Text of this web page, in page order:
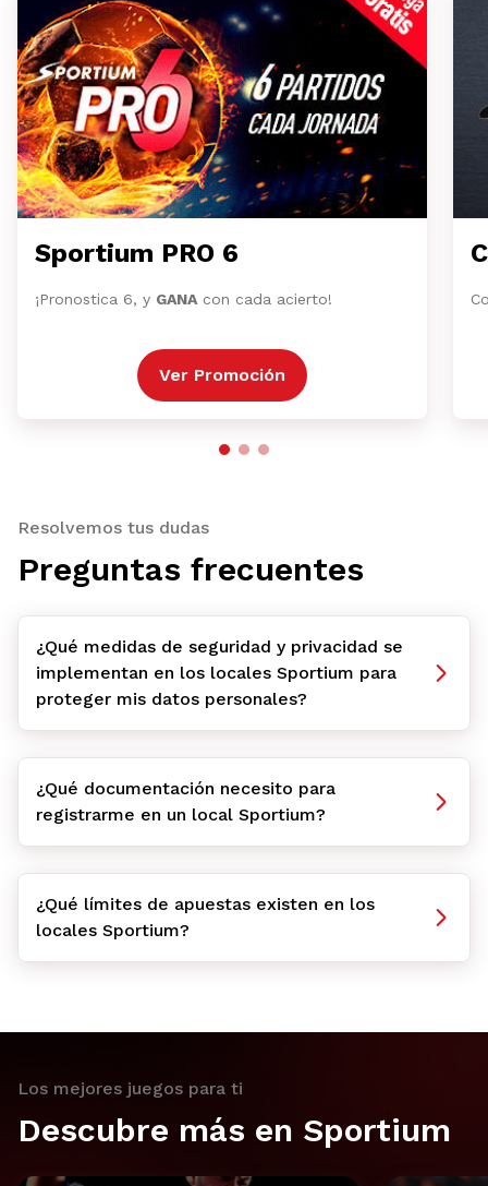
Sportium PRO 6
¡Pronostica 6, y GANA con cada acierto!
Ver Promoción
Resolvemos tus dudas
Preguntas frecuentes
¿Qué medidas de seguridad y privacidad se
implementan en los locales Sportium para
proteger mis datos personales?
¿Qué documentación necesito para
registrarme en un local Sportium?
¿Qué límites de apuestas existen en los
locales Sportium?
Los mejores juegos para ti
Descubre más en Sportium